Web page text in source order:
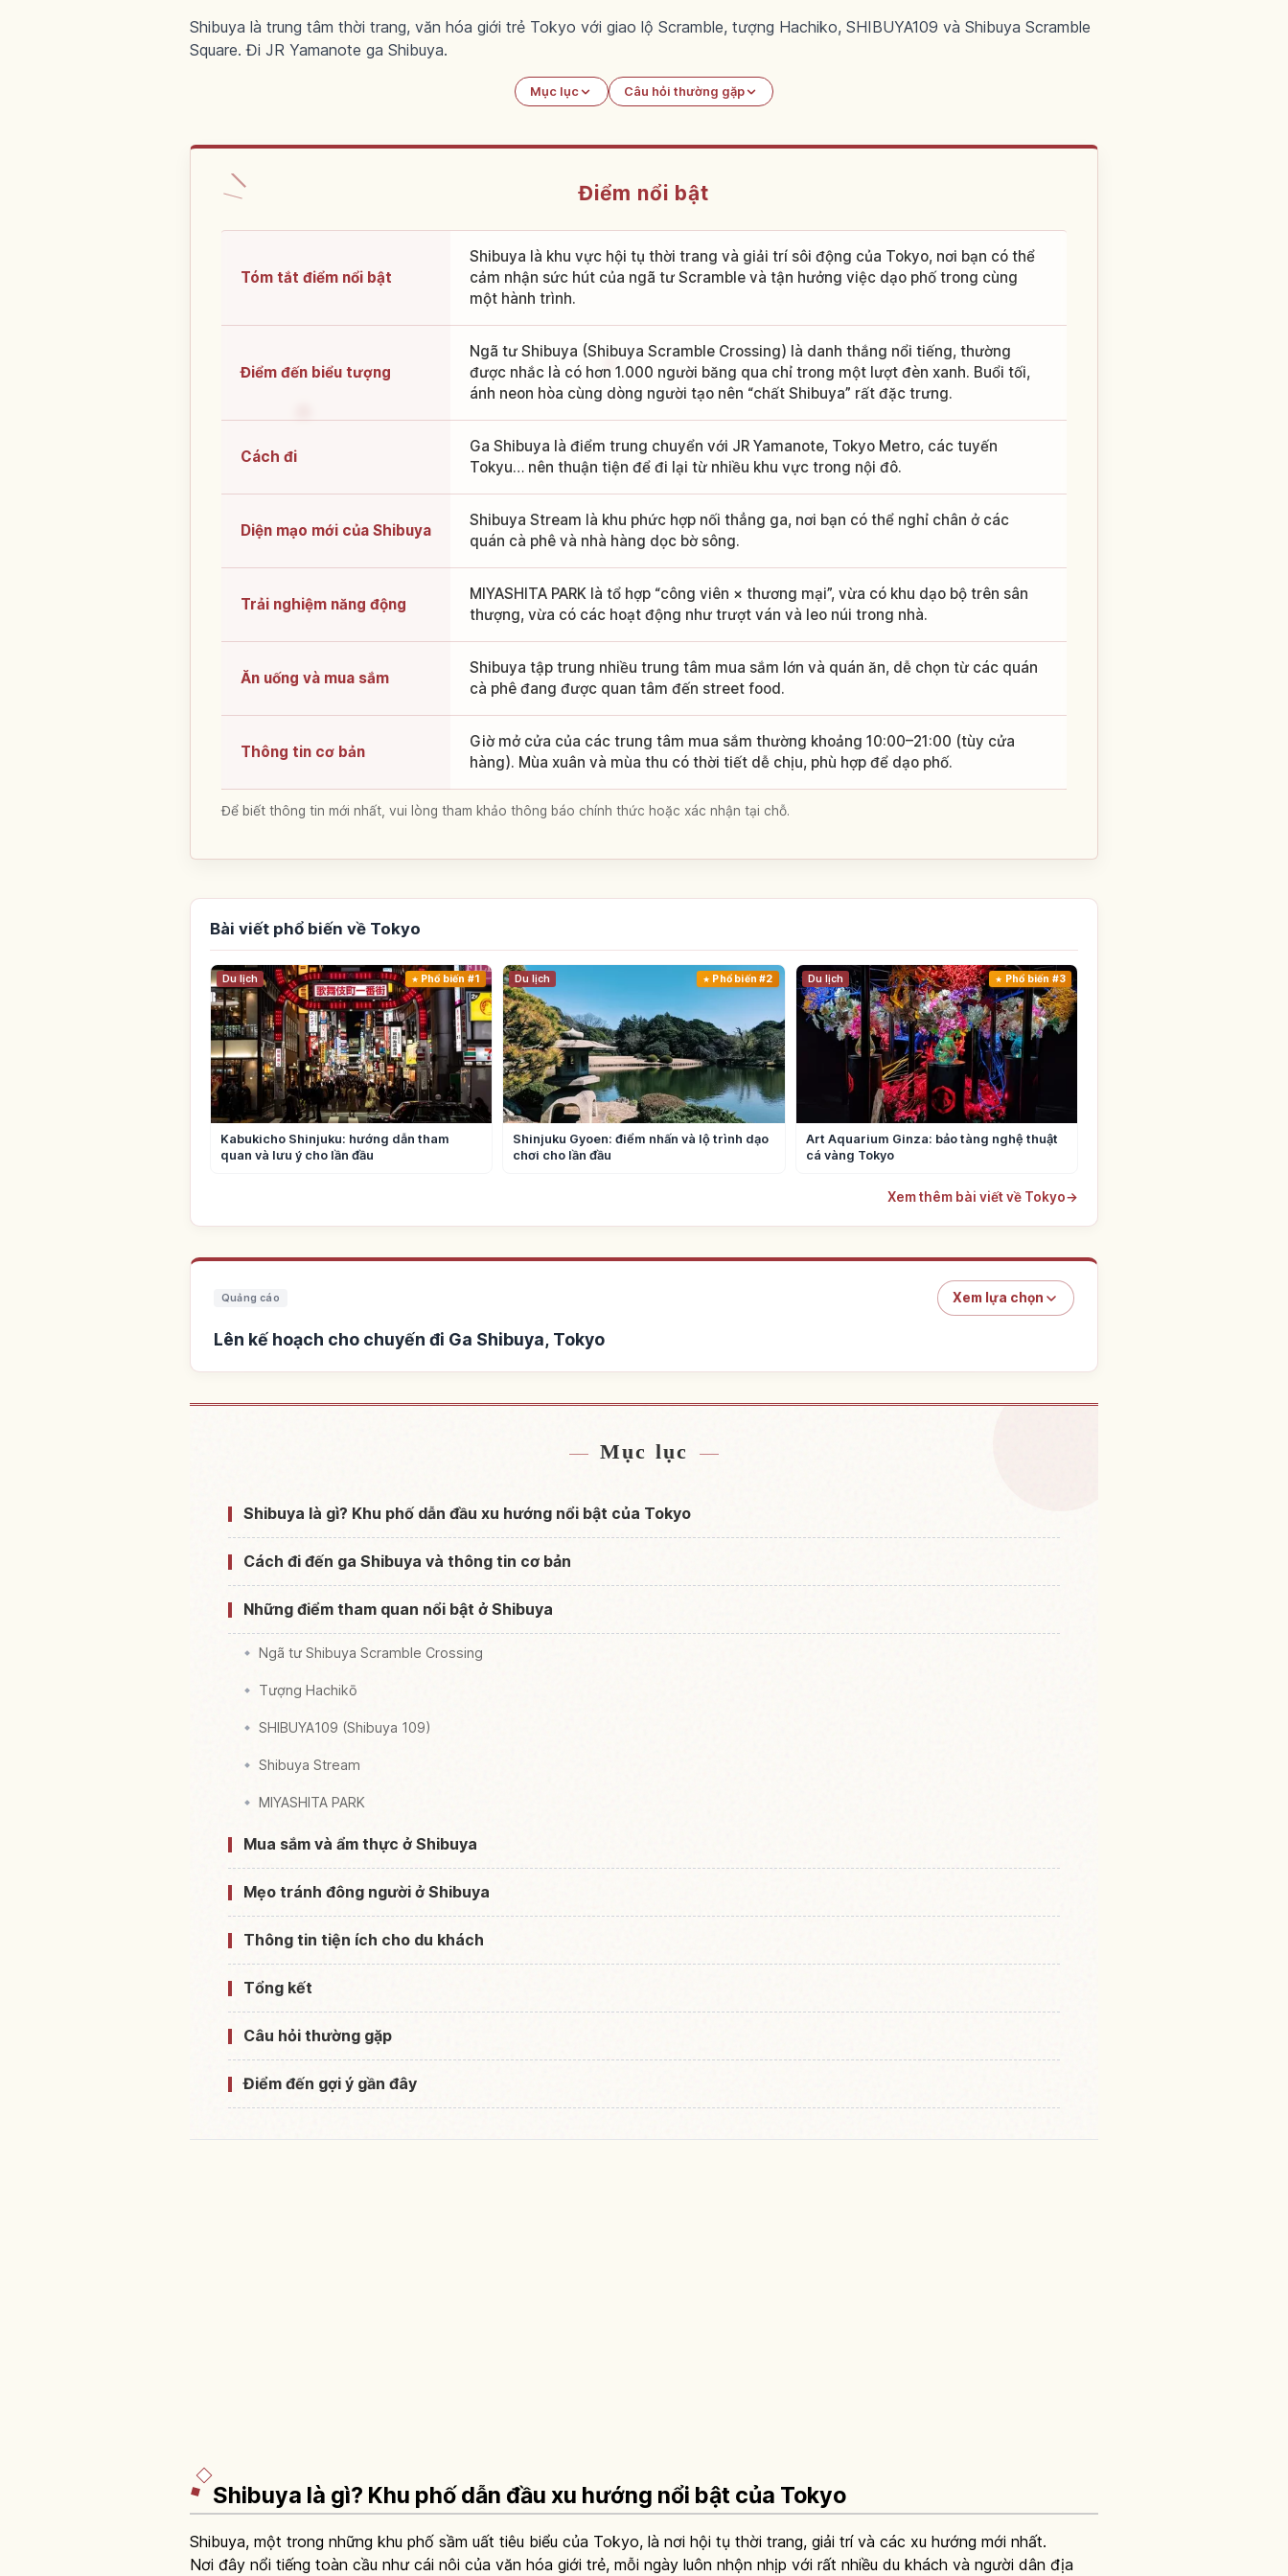
Shibuya là trung tâm thời trang, văn hóa giới trẻ Tokyo với giao lộ Scramble, tượng Hachiko, SHIBUYA109 và Shibuya Scramble
Square. Đi JR Yamanote ga Shibuya.
Mục lục Câu hỏi thường gặp
Điểm nổi bật
Tóm tắt điểm nổi bật
Shibuya là khu vực hội tụ thời trang và giải trí sôi động của Tokyo, nơi bạn có thể
cảm nhận sức hút của ngã tư Scramble và tận hưởng việc dạo phố trong cùng
một hành trình.
Điểm đến biểu tượng
Ngã tư Shibuya (Shibuya Scramble Crossing) là danh thắng nổi tiếng, thường
được nhắc là có hơn 1.000 người băng qua chỉ trong một lượt đèn xanh. Buổi tối,
ánh neon hòa cùng dòng người tạo nên “chất Shibuya” rất đặc trưng.
Cách đi
Ga Shibuya là điểm trung chuyển với JR Yamanote, Tokyo Metro, các tuyến
Tokyu… nên thuận tiện để đi lại từ nhiều khu vực trong nội đô.
Diện mạo mới của Shibuya
Shibuya Stream là khu phức hợp nối thẳng ga, nơi bạn có thể nghỉ chân ở các
quán cà phê và nhà hàng dọc bờ sông.
Trải nghiệm năng động
MIYASHITA PARK là tổ hợp “công viên × thương mại”, vừa có khu dạo bộ trên sân
thượng, vừa có các hoạt động như trượt ván và leo núi trong nhà.
Ăn uống và mua sắm
Shibuya tập trung nhiều trung tâm mua sắm lớn và quán ăn, dễ chọn từ các quán
cà phê đang được quan tâm đến street food.
Thông tin cơ bản
Giờ mở cửa của các trung tâm mua sắm thường khoảng 10:00–21:00 (tùy cửa
hàng). Mùa xuân và mùa thu có thời tiết dễ chịu, phù hợp để dạo phố.
Để biết thông tin mới nhất, vui lòng tham khảo thông báo chính thức hoặc xác nhận tại chỗ.
Bài viết phổ biến về Tokyo
Du lịch Phổ biến #1
Kabukicho Shinjuku: hướng dẫn tham
quan và lưu ý cho lần đầu
Du lịch Phổ biến #2
Shinjuku Gyoen: điểm nhấn và lộ trình dạo
chơi cho lần đầu
Du lịch Phổ biến #3
Art Aquarium Ginza: bảo tàng nghệ thuật
cá vàng Tokyo
Xem thêm bài viết về Tokyo→
Quảng cáo Xem lựa chọn
Lên kế hoạch cho chuyến đi Ga Shibuya, Tokyo
Mục lục
Shibuya là gì? Khu phố dẫn đầu xu hướng nổi bật của Tokyo
Cách đi đến ga Shibuya và thông tin cơ bản
Những điểm tham quan nổi bật ở Shibuya
Ngã tư Shibuya Scramble Crossing
Tượng Hachikō
SHIBUYA109 (Shibuya 109)
Shibuya Stream
MIYASHITA PARK
Mua sắm và ẩm thực ở Shibuya
Mẹo tránh đông người ở Shibuya
Thông tin tiện ích cho du khách
Tổng kết
Câu hỏi thường gặp
Điểm đến gợi ý gần đây
Shibuya là gì? Khu phố dẫn đầu xu hướng nổi bật của Tokyo
Shibuya, một trong những khu phố sầm uất tiêu biểu của Tokyo, là nơi hội tụ thời trang, giải trí và các xu hướng mới nhất.
Nơi đây nổi tiếng toàn cầu như cái nôi của văn hóa giới trẻ, mỗi ngày luôn nhộn nhịp với rất nhiều du khách và người dân địa